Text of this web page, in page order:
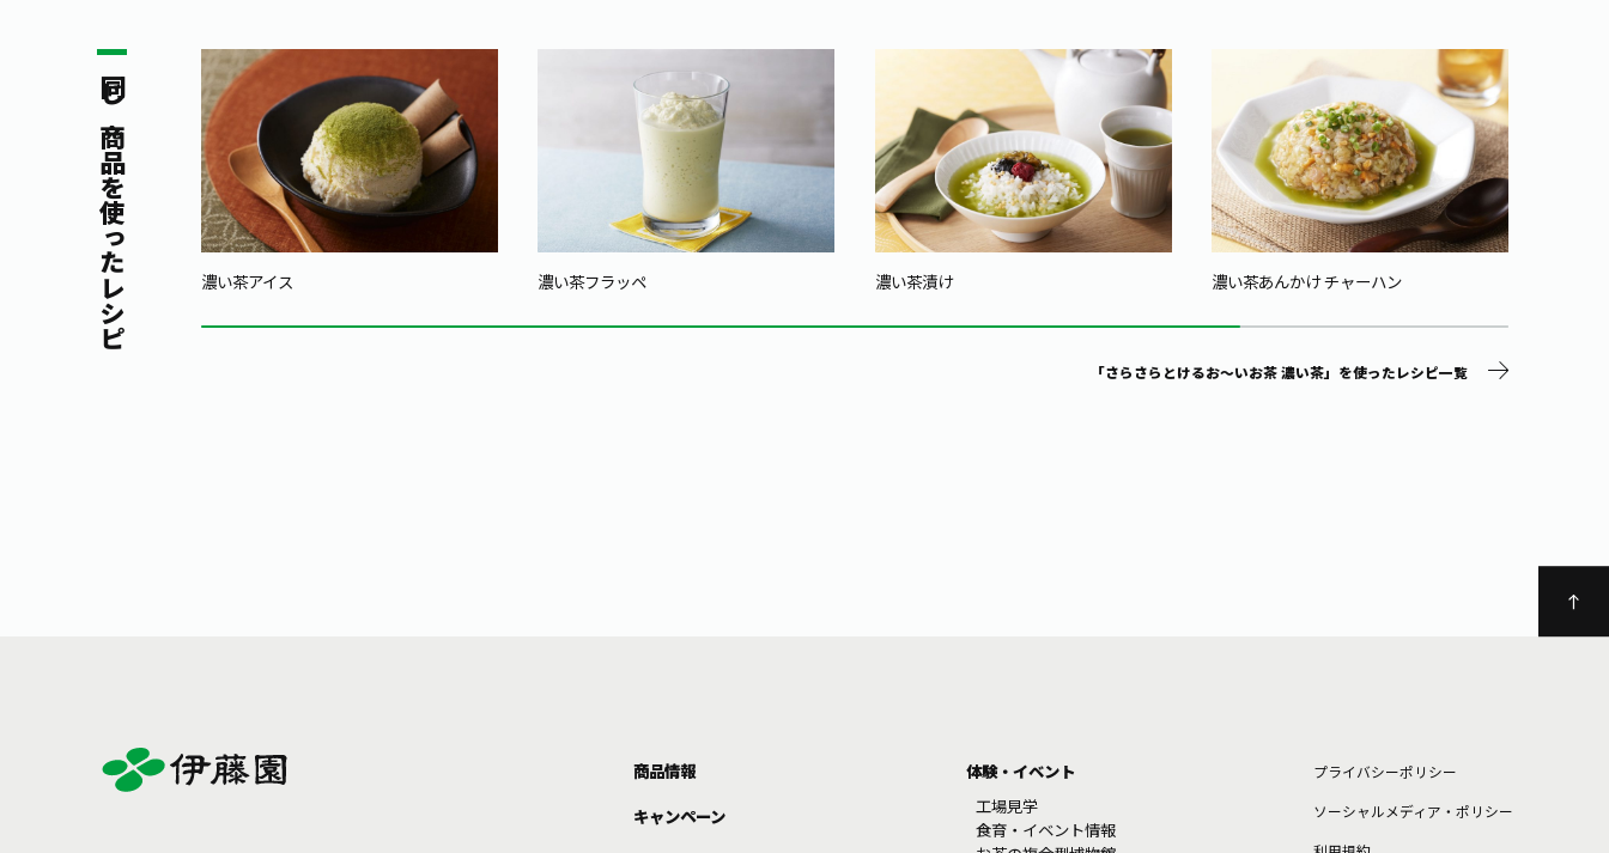
同じ商品を使ったレシピ 濃い茶アイス 濃い茶フラッペ 濃い茶漬け 濃い茶あんかけ チャーハン
「さらさらとけるお～いお茶 濃い茶」を使ったレシピ一覧
商品情報
キャンペーン
体験・イベント
工場見学
食育・イベント情報
プライバシーポリシー
ソーシャルメディア・ポリシー